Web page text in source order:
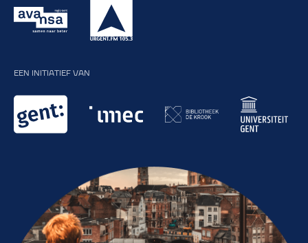
EEN INITIATIEF VAN